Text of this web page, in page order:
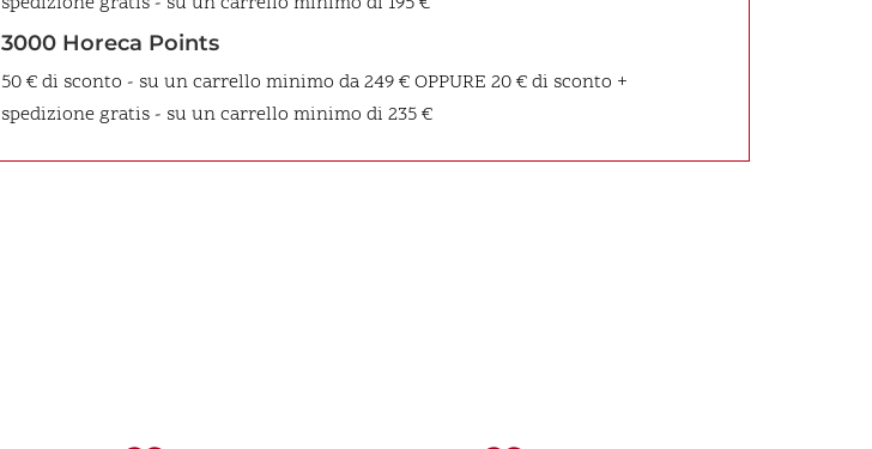
3000 Horeca Points
50 € di sconto - su un carrello minimo da 249 €OPPURE 20 € di sconto +
spedizione gratis - su un carrello minimo di 235 €